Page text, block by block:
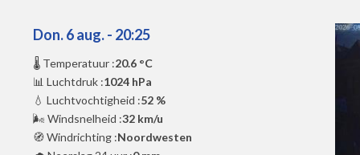
Don. 6 aug. - 20:25
🌡️ Temperatuur :20.6 °C
📊 Luchtdruk :1024 hPa
💧 Luchtvochtigheid :52 %
🌬️ Windsnelheid :32 km/u
🧭 Windrichting :Noordwesten